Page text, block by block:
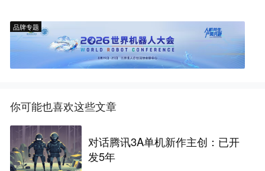
品牌专题
你可能也喜欢这些文章
对话腾讯3A单机新作主创：已开
发5年